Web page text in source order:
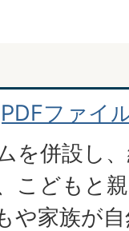
ファイ
を併設し
こどもと
や家族が